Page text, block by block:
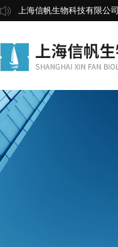
上海信帆生物科技有限公司